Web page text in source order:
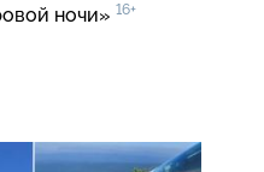
ночи» 16+